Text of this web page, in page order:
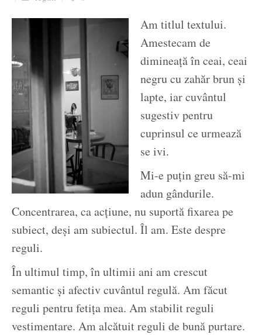
Ziua culorii
Am titlul textului.
Amestecam de
dimineață în ceai, ceai
negru cu zahăr brun și
lapte, iar cuvântul
sugestiv pentru
cuprinsul ce urmează
se ivi.
Mi-e puțin greu să-mi
adun gândurile.
Concentrarea, ca acțiune, nu suportă fixarea pe
subiect, deși am subiectul. Îl am. Este despre
reguli.
În ultimul timp, în ultimii ani am crescut
semantic și afectiv cuvântul regulă. Am făcut
reguli pentru fetița mea. Am stabilit reguli
vestimentare. Am alcătuit reguli de bună purtare.